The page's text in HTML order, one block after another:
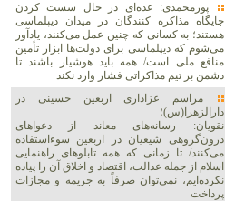
پورمحمدی: عده‌ای در حال سست کردن
جایگاه مذاکره کنندگان در میدان دیپلماسی
هستند؛ به کسانی که چنین عمل می‌کنند، یادآور
می‌شوم که دیپلماسی برای دولت‌ها ابزار تأمین
منافع ملی است/ همه باید هوشیار باشند تا
دشمن بر تیم مذاکراتی فشار وارد نکند
مراسم عزاداری اربعین حسینی در
دارالزهرا(س)؛
نقویان: رسانه‌های معاند از دعواهای
درون‌گروهی شیعیان در اربعین سوءاستفاده
می‌کنند/ تا زمانی که همه تابلوهای راهنمایی
اسلام از جمله عدالت، اقتصاد و اخلاق آن را پیاده
نکرده‌ایم، نمی‌توان صرفاً به جریمه و مجازات
پرداخت